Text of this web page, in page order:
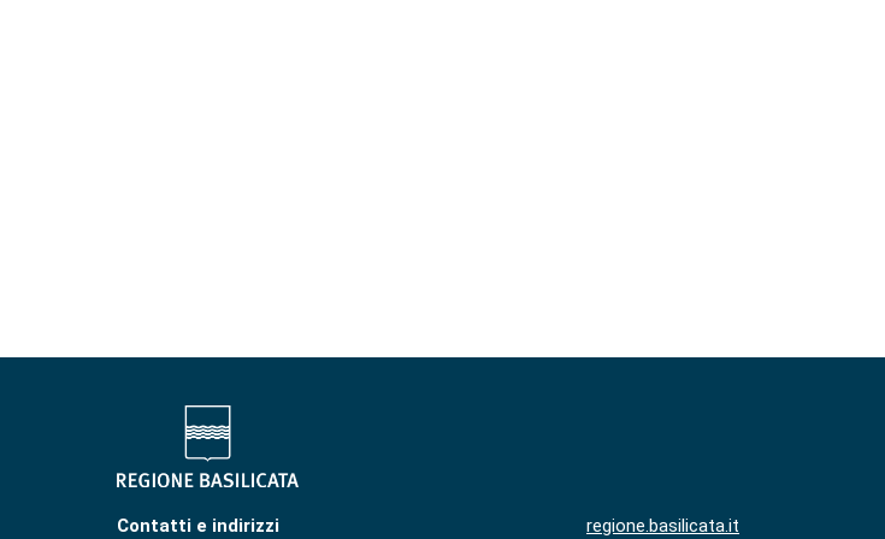
Contatti e indirizzi regione.basilicata.it